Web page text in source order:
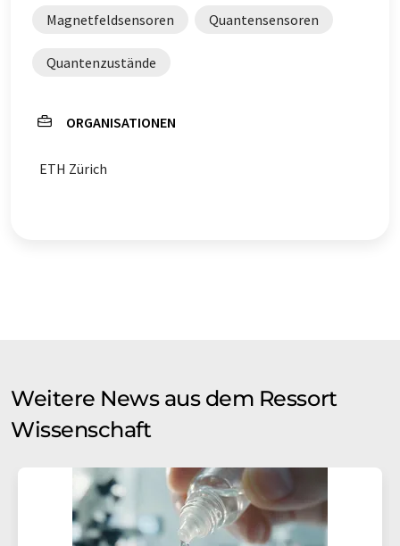
Magnetfeldsensoren Quantensensoren
Quantenzustände
ORGANISATIONEN
ETH Zürich
Weitere News aus dem Ressort
Wissenschaft